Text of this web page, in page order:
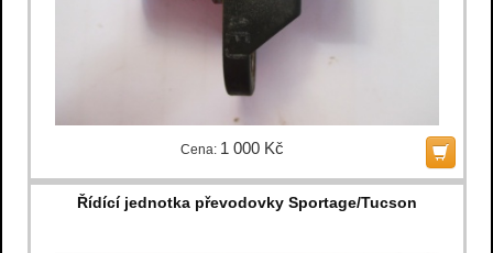
Cena: 1 000 Kč
Řídící jednotka převodovky Sportage/Tucson